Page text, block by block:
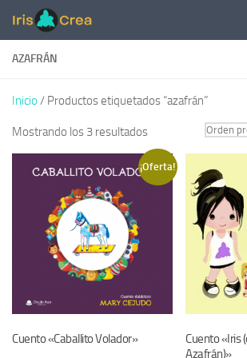
Saltar al contenido
AZAFRÁN
Inicio / Productos etiquetados “azafrán”
Mostrando los 3 resultados
¡Oferta!
Cuento «Caballito Volador»
Cuento «Iris
Azafrán)»